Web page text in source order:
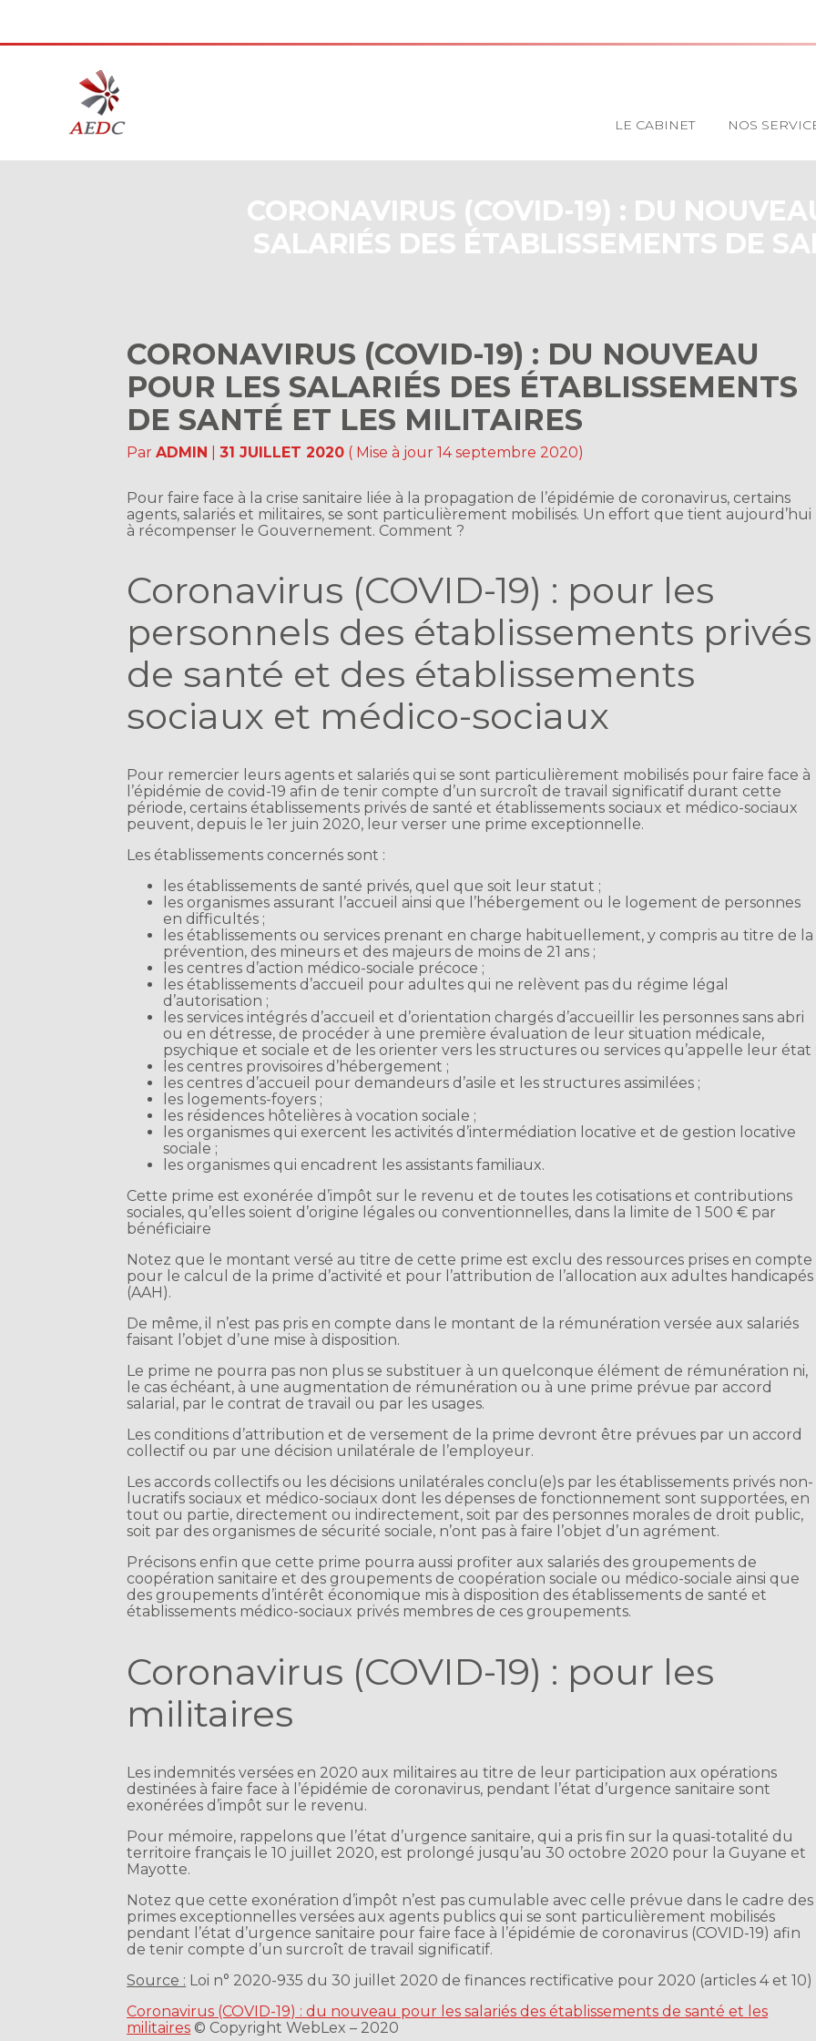
au
Principal
LE CABINET NOS
CORONAVIRUS (COVID-19) : DU
SALARIÉS DES ÉTABLISSEMENTS DE
CORONAVIRUS (COVID-19) : DU NOUVEAU
POUR LES SALARIÉS DES ÉTABLISSEMENTS
DE SANTÉ ET LES MILITAIRES
ParADMIN |31 JUILLET 2020 ( Mise à jour 14 septembre 2020)
Pour faire face à la crise sanitaire liée à la propagation de l’épidémie de coronavirus, certains
agents, salariés et militaires, se sont particulièrement mobilisés. Un effort que tient aujourd’hui
à récompenser le Gouvernement. Comment ?
Coronavirus (COVID-19) : pour les
personnels des établissements privés
de santé et des établissements
sociaux et médico-sociaux
Pour remercier leurs agents et salariés qui se sont particulièrement mobilisés pour faire face à
l’épidémie de covid-19 afin de tenir compte d’un surcroît de travail significatif durant cette
période, certains établissements privés de santé et établissements sociaux et médico-sociaux
peuvent, depuis le 1er juin 2020, leur verser une prime exceptionnelle.
Les établissements concernés sont :
les établissements de santé privés, quel que soit leur statut ;
les organismes assurant l’accueil ainsi que l’hébergement ou le logement de personnes
en difficultés ;
les établissements ou services prenant en charge habituellement, y compris au titre de la
prévention, des mineurs et des majeurs de moins de 21 ans ;
les centres d’action médico-sociale précoce ;
les établissements d’accueil pour adultes qui ne relèvent pas du régime légal
d’autorisation ;
les services intégrés d’accueil et d’orientation chargés d’accueillir les personnes sans abri
ou en détresse, de procéder à une première évaluation de leur situation médicale,
psychique et sociale et de les orienter vers les structures ou services qu’appelle leur état
les centres provisoires d’hébergement ;
les centres d’accueil pour demandeurs d’asile et les structures assimilées ;
les logements-foyers ;
les résidences hôtelières à vocation sociale ;
les organismes qui exercent les activités d’intermédiation locative et de gestion locative
sociale ;
les organismes qui encadrent les assistants familiaux.
Cette prime est exonérée d’impôt sur le revenu et de toutes les cotisations et contributions
sociales, qu’elles soient d’origine légales ou conventionnelles, dans la limite de 1 500 € par
bénéficiaire
Notez que le montant versé au titre de cette prime est exclu des ressources prises en compte
pour le calcul de la prime d’activité et pour l’attribution de l’allocation aux adultes handicapés
(AAH).
De même, il n’est pas pris en compte dans le montant de la rémunération versée aux salariés
faisant l’objet d’une mise à disposition.
Le prime ne pourra pas non plus se substituer à un quelconque élément de rémunération ni,
le cas échéant, à une augmentation de rémunération ou à une prime prévue par accord
salarial, par le contrat de travail ou par les usages.
Les conditions d’attribution et de versement de la prime devront être prévues par un accord
collectif ou par une décision unilatérale de l’employeur.
Les accords collectifs ou les décisions unilatérales conclu(e)s par les établissements privés non-
lucratifs sociaux et médico-sociaux dont les dépenses de fonctionnement sont supportées, en
tout ou partie, directement ou indirectement, soit par des personnes morales de droit public,
soit par des organismes de sécurité sociale, n’ont pas à faire l’objet d’un agrément.
Précisons enfin que cette prime pourra aussi profiter aux salariés des groupements de
coopération sanitaire et des groupements de coopération sociale ou médico-sociale ainsi que
des groupements d’intérêt économique mis à disposition des établissements de santé et
établissements médico-sociaux privés membres de ces groupements.
Coronavirus (COVID-19) : pour les
militaires
Les indemnités versées en 2020 aux militaires au titre de leur participation aux opérations
destinées à faire face à l’épidémie de coronavirus, pendant l’état d’urgence sanitaire sont
exonérées d’impôt sur le revenu.
Pour mémoire, rappelons que l’état d’urgence sanitaire, qui a pris fin sur la quasi-totalité du
territoire français le 10 juillet 2020, est prolongé jusqu’au 30 octobre 2020 pour la Guyane et
Mayotte.
Notez que cette exonération d’impôt n’est pas cumulable avec celle prévue dans le cadre des
primes exceptionnelles versées aux agents publics qui se sont particulièrement mobilisés
pendant l’état d’urgence sanitaire pour faire face à l’épidémie de coronavirus (COVID-19) afin
de tenir compte d’un surcroît de travail significatif.
Source : Loi n° 2020-935 du 30 juillet 2020 de finances rectificative pour 2020 (articles 4 et 10)
Coronavirus (COVID-19) : du nouveau pour les salariés des établissements de santé et les
militaires © Copyright WebLex – 2020